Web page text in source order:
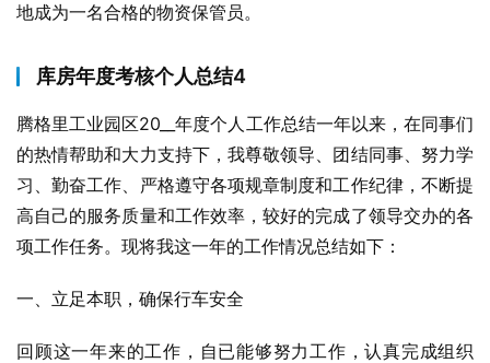
地成为一名合格的物资保管员。
库房年度考核个人总结4
腾格里工业园区20__年度个人工作总结一年以来，在同事们
的热情帮助和大力支持下，我尊敬领导、团结同事、努力学
习、勤奋工作、严格遵守各项规章制度和工作纪律，不断提
高自己的服务质量和工作效率，较好的完成了领导交办的各
项工作任务。现将我这一年的工作情况总结如下：
一、立足本职，确保行车安全
回顾这一年来的工作，自已能够努力工作，认真完成组织